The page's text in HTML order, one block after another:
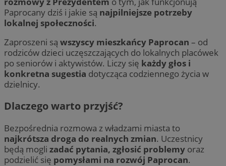
Paprocany dziś i jakie są najpilniejsze potrzeby
lokalnej społeczności.
Zaproszeni są wszyscy mieszkańcy Paprocan – od
rodziców dzieci uczęszczających do lokalnych placówek
po seniorów i aktywistów. Liczy się każdy głos i
konkretna sugestia dotycząca codziennego życia w
dzielnicy.
Dlaczego warto przyjść?
Bezpośrednia rozmowa z władzami miasta to
najkrótsza droga do realnych zmian. Uczestnicy
będą mogli zadać pytania, zgłosić problemy oraz
podzielić się pomysłami na rozwój Paprocan.